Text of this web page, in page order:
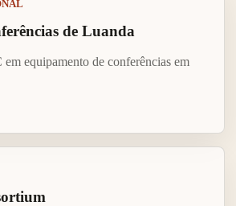
de Luanda
equipamento de conferências em